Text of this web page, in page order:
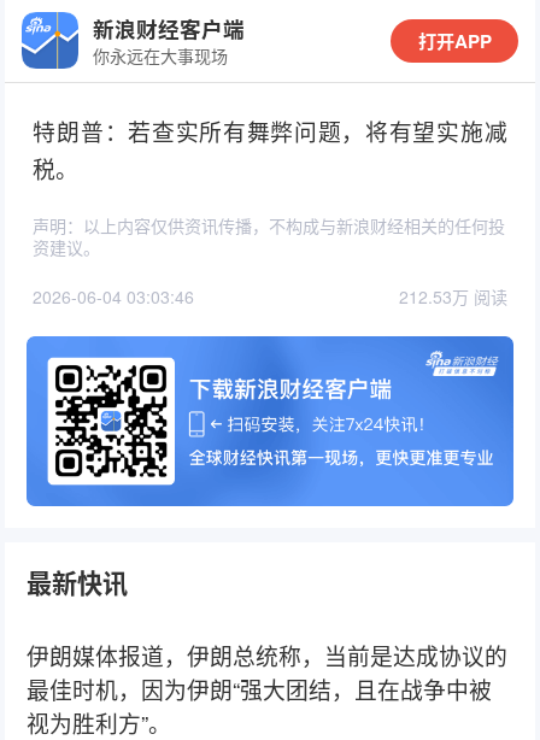
新浪财经客户端
你永远在大事现场
打开APP
特朗普：若查实所有舞弊问题，将有望实施减
税。
声明：以上内容仅供资讯传播，不构成与新浪财经相关的任何投
资建议。
2026-06-04 03:03:46 212.53万 阅读
最新快讯
伊朗媒体报道，伊朗总统称，当前是达成协议的
最佳时机，因为伊朗“强大团结，且在战争中被
视为胜利方”。